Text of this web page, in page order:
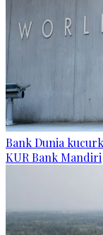
Bank Dunia
KUR Bank Mandiri